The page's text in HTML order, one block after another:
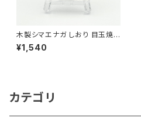
木製シマエナガ しおり 目玉焼き
1 【URIJI工房】
¥1,540
カテゴリ